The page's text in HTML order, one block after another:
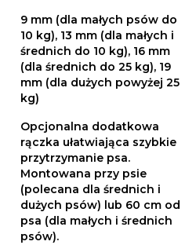
9 mm (dla małych psów do
10 kg), 13 mm (dla małych i
średnich do 10 kg), 16 mm
(dla średnich do 25 kg), 19
mm (dla dużych powyżej 25
kg)
Opcjonalna dodatkowa
rączka ułatwiająca szybkie
przytrzymanie psa.
Montowana przy psie
(polecana dla średnich i
dużych psów) lub 60 cm od
psa (dla małych i średnich
psów).